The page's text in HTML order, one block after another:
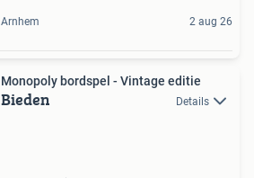
Arnhem 2 aug 26
Monopoly bordspel - Vintage editie
Bieden Details